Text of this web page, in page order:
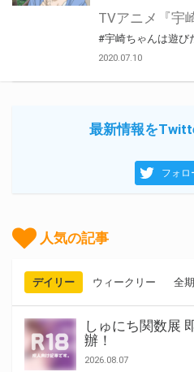
#宇崎ちゃんは遊び
2020.07.10
最新情報を
フォロ
人気の記事
デイリー ウィークリー 全
しゅにち関数展
辦！
2026.08.07